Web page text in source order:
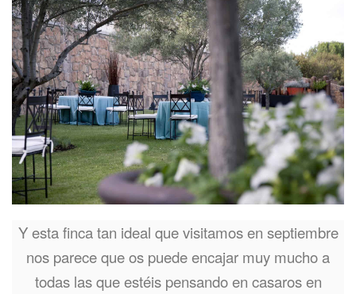
Y esta finca tan ideal que visitamos en septiembre
nos parece que os puede encajar muy mucho a
todas las que estéis pensando en casaros en